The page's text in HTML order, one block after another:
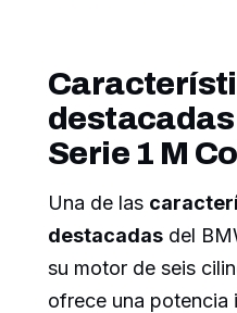
destacadas
Serie 1 M
Una de las
destacadas del
su motor de seis
ofrece una potencia